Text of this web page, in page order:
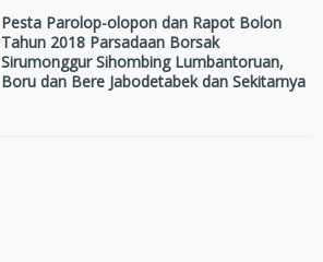
Pesta Parolop-olopon dan Rapot Bolon
Tahun 2018 Parsadaan Borsak
Sirumonggur Sihombing Lumbantoruan,
Boru dan Bere Jabodetabek dan Sekitarnya